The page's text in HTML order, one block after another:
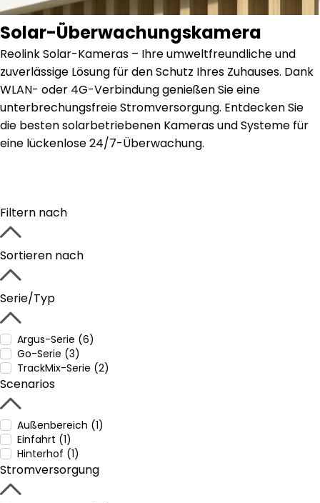
Solar-Überwachungskamera
Reolink Solar-Kameras – Ihre umweltfreundliche und
zuverlässige Lösung für den Schutz Ihres Zuhauses. Dank
WLAN- oder 4G-Verbindung genießen Sie eine
unterbrechungsfreie Stromversorgung. Entdecken Sie
die besten solarbetriebenen Kameras und Systeme für
eine lückenlose 24/7-Überwachung.
Filtern nach
Sortieren nach
Serie/Typ
Argus-Serie (6)
Go-Serie (3)
TrackMix-Serie (2)
Scenarios
Außenbereich (1)
Einfahrt (1)
Hinterhof (1)
Stromversorgung